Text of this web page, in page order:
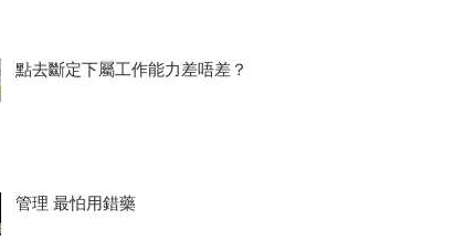
點去斷定下屬工作能力差唔差？
管理 最怕用錯藥